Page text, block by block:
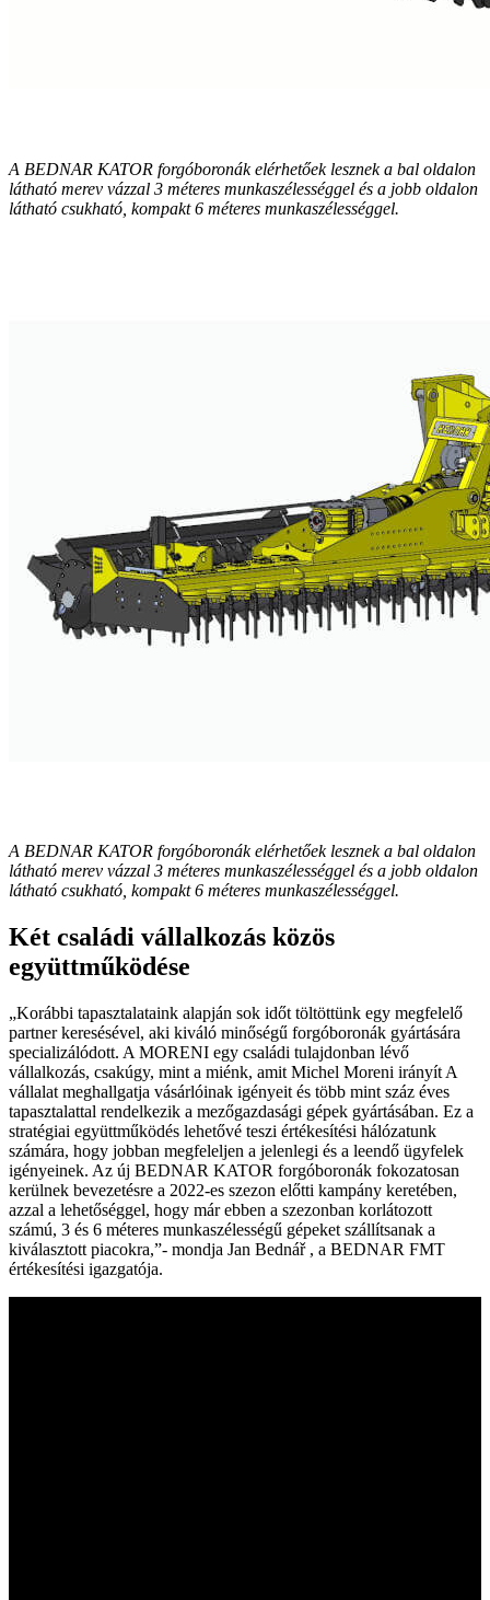
A BEDNAR KATOR forgóboronák elérhetőek lesznek a bal oldalon
látható merev vázzal 3 méteres munkaszélességgel és a jobb oldalon
látható csukható, kompakt 6 méteres munkaszélességgel.
A BEDNAR KATOR forgóboronák elérhetőek lesznek a bal oldalon
látható merev vázzal 3 méteres munkaszélességgel és a jobb oldalon
látható csukható, kompakt 6 méteres munkaszélességgel.
Két családi vállalkozás közös
együttműködése
„Korábbi tapasztalataink alapján sok időt töltöttünk egy megfelelő
partner keresésével, aki kiváló minőségű forgóboronák gyártására
specializálódott. A MORENI egy családi tulajdonban lévő
vállalkozás, csakúgy, mint a miénk, amit Michel Moreni irányít A
vállalat meghallgatja vásárlóinak igényeit és több mint száz éves
tapasztalattal rendelkezik a mezőgazdasági gépek gyártásában. Ez a
stratégiai együttműködés lehetővé teszi értékesítési hálózatunk
számára, hogy jobban megfeleljen a jelenlegi és a leendő ügyfelek
igényeinek. Az új BEDNAR KATOR forgóboronák fokozatosan
kerülnek bevezetésre a 2022-es szezon előtti kampány keretében,
azzal a lehetőséggel, hogy már ebben a szezonban korlátozott
számú, 3 és 6 méteres munkaszélességű gépeket szállítsanak a
kiválasztott piacokra,”- mondja Jan Bednář , a BEDNAR FMT
értékesítési igazgatója.